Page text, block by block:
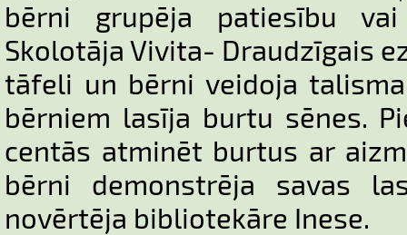
bērni grupēja patiesību
Skolotāja Vivita- Draudzīgais
tāfeli un bērni veidoja
bērniem lasīja burtu sēnes.
centās atminēt burtus ar
bērni demonstrēja savas
novērtēja bibliotekāre Inese.